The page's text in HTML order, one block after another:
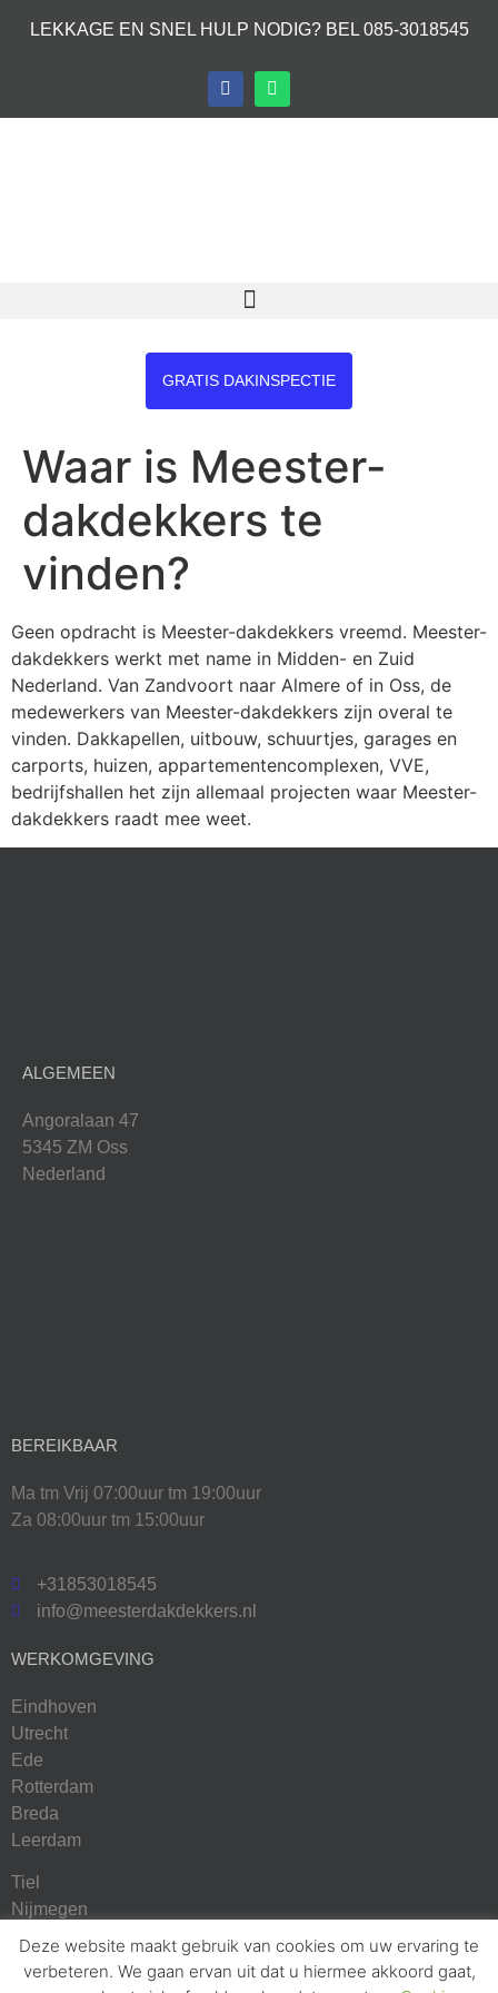
LEKKAGE EN SNEL HULP NODIG? BEL 085-3018545
GRATIS DAKINSPECTIE
Waar is Meester-
dakdekkers te
vinden?
Geen opdracht is Meester-dakdekkers vreemd. Meester-
dakdekkers werkt met name in Midden- en Zuid
Nederland. Van Zandvoort naar Almere of in Oss, de
medewerkers van Meester-dakdekkers zijn overal te
vinden. Dakkapellen, uitbouw, schuurtjes, garages en
carports, huizen, appartementencomplexen, VVE,
bedrijfshallen het zijn allemaal projecten waar Meester-
dakdekkers raadt mee weet.
ALGEMEEN
Angoralaan 47
5345 ZM Oss
Nederland
BEREIKBAAR
Ma tm Vrij 07:00uur tm 19:00uur
Za 08:00uur tm 15:00uur
+31853018545
info@meesterdakdekkers.nl
WERKOMGEVING
Eindhoven
Utrecht
Ede
Rotterdam
Breda
Leerdam
Tiel
Nijmegen
Arnhem
Apeldoorn
Deze website maakt gebruik van cookies om uw ervaring te
verbeteren. We gaan ervan uit dat u hiermee akkoord gaat,